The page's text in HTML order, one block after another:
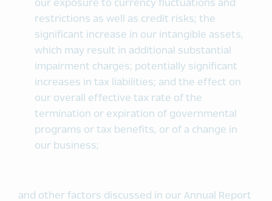
our exposure to currency fluctuations and
restrictions as well as credit risks; the
significant increase in our intangible assets,
which may result in additional substantial
impairment charges; potentially significant
increases in tax liabilities; and the effect on
our overall effective tax rate of the
termination or expiration of governmental
programs or tax benefits, or of a change in
our business;
and other factors discussed in our Annual Report